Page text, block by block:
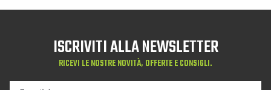
ISCRIVITI ALLA NEWSLETTER
RICEVI LE NOSTRE NOVITÀ, OFFERTE E CONSIGLI.